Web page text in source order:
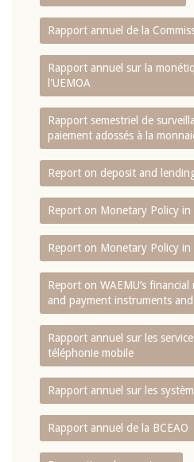
Rapport annuel de la
Rapport annuel sur la
l'UEMOA
Rapport semestriel de
paiement adossés à la
Report on deposit and
Report on Monetary Policy in
Report on Monetary Policy in
Report on WAEMU’s
and payment instruments and
Rapport annuel sur les
téléphonie mobile
Rapport annuel sur les
Rapport annuel de la BCEAO